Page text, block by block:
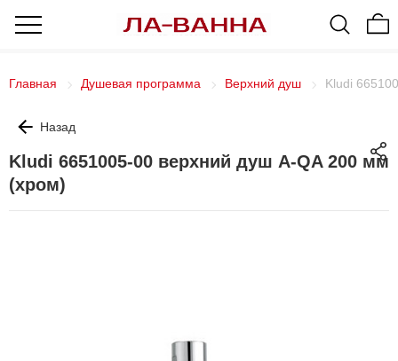
Главная Душевая программа Верхний душ Kludi
Назад
Kludi 6651005-00 верхний душ A-QA 200 мм
(хром)